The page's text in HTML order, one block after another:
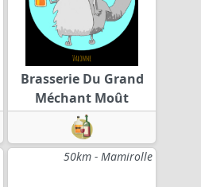
Brasserie Du Grand
Méchant Moût
50km - Mamirolle